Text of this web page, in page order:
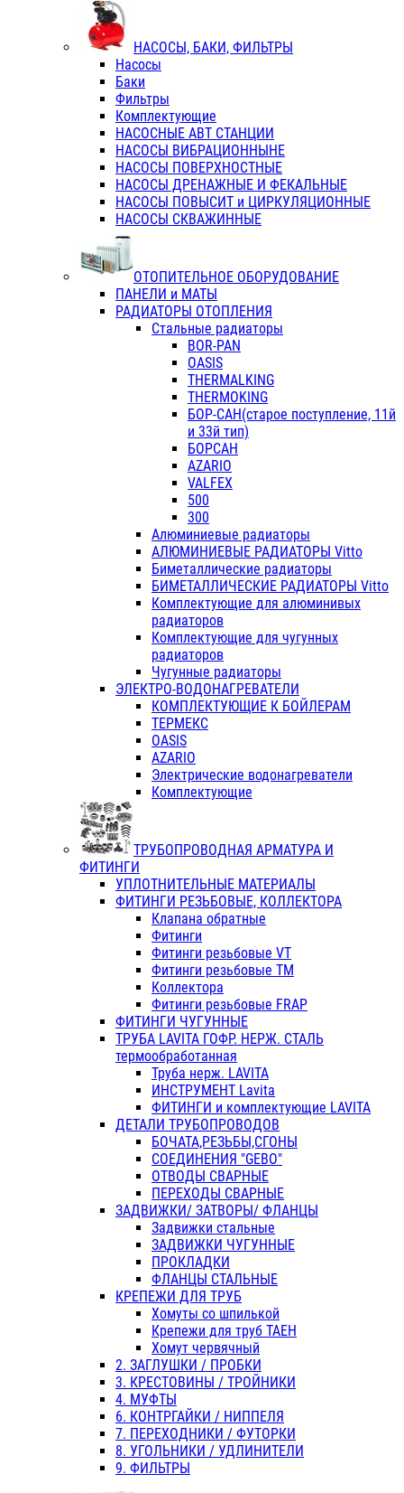
НАСОСЫ, БАКИ, ФИЛЬТРЫ
Насосы
Баки
Фильтры
Комплектующие
НАСОСНЫЕ АВТ СТАНЦИИ
НАСОСЫ ВИБРАЦИОННЫНЕ
НАСОСЫ ПОВЕРХНОСТНЫЕ
НАСОСЫ ДРЕНАЖНЫЕ И ФЕКАЛЬНЫЕ
НАСОСЫ ПОВЫСИТ и ЦИРКУЛЯЦИОННЫЕ
НАСОСЫ СКВАЖИННЫЕ
ОТОПИТЕЛЬНОЕ ОБОРУДОВАНИЕ
ПАНЕЛИ и МАТЫ
РАДИАТОРЫ ОТОПЛЕНИЯ
Стальные радиаторы
BOR-PAN
OASIS
THERMALKING
THERMOKING
БОР-САН(старое поступление, 11й
и 33й тип)
БОРСАН
AZARIO
VALFEX
500
300
Алюминиевые радиаторы
АЛЮМИНИЕВЫЕ РАДИАТОРЫ Vitto
Биметаллические радиаторы
БИМЕТАЛЛИЧЕСКИЕ РАДИАТОРЫ Vitto
Комплектующие для алюминивых
радиаторов
Комплектующие для чугунных
радиаторов
Чугунные радиаторы
ЭЛЕКТРО-ВОДОНАГРЕВАТЕЛИ
КОМПЛЕКТУЮЩИЕ К БОЙЛЕРАМ
ТЕРМЕКС
OASIS
AZARIO
Электрические водонагреватели
Комплектующие
ТРУБОПРОВОДНАЯ АРМАТУРА И
ФИТИНГИ
УПЛОТНИТЕЛЬНЫЕ МАТЕРИАЛЫ
ФИТИНГИ РЕЗЬБОВЫЕ, КОЛЛЕКТОРА
Клапана обратные
Фитинги
Фитинги резьбовые VT
Фитинги резьбовые ТМ
Коллектора
Фитинги резьбовые FRAP
ФИТИНГИ ЧУГУННЫЕ
ТРУБА LAVITA ГОФР. НЕРЖ. СТАЛЬ
термообработанная
Труба нерж. LAVITA
ИНСТРУМЕНТ Lavita
ФИТИНГИ и комплектующие LAVITA
ДЕТАЛИ ТРУБОПРОВОДОВ
БОЧАТА,РЕЗЬБЫ,СГОНЫ
СОЕДИНЕНИЯ "GEBO"
ОТВОДЫ СВАРНЫЕ
ПЕРЕХОДЫ СВАРНЫЕ
ЗАДВИЖКИ/ ЗАТВОРЫ/ ФЛАНЦЫ
Задвижки стальные
ЗАДВИЖКИ ЧУГУННЫЕ
ПРОКЛАДКИ
ФЛАНЦЫ СТАЛЬНЫЕ
КРЕПЕЖИ ДЛЯ ТРУБ
Хомуты со шпилькой
Крепежи для труб ТАЕН
Хомут червячный
2. ЗАГЛУШКИ / ПРОБКИ
3. КРЕСТОВИНЫ / ТРОЙНИКИ
4. МУФТЫ
6. КОНТРГАЙКИ / НИППЕЛЯ
7. ПЕРЕХОДНИКИ / ФУТОРКИ
8. УГОЛЬНИКИ / УДЛИНИТЕЛИ
9. ФИЛЬТРЫ